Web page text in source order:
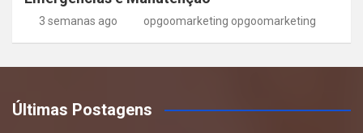
3 semanas ago opgoomarketing opgoomarketing
Últimas Postagens